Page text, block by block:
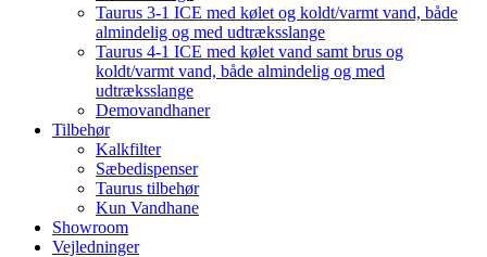
Taurus 3-1 ICE med kølet og koldt/varmt vand, både
almindelig og med udtræksslange
Taurus 4-1 ICE med kølet vand samt brus og
koldt/varmt vand, både almindelig og med
udtræksslange
Demovandhaner
Tilbehør
Kalkfilter
Sæbedispenser
Taurus tilbehør
Kun Vandhane
Showroom
Vejledninger